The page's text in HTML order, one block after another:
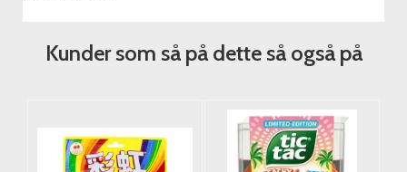
Kunder som så på dette så også på